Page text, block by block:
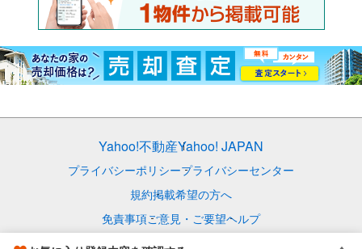
Yahoo!不動産Yahoo! JAPAN
プライバシーポリシープライバシーセンター
規約掲載希望の方へ
免責事項ご意見・ご要望ヘルプ
© LY Corporation